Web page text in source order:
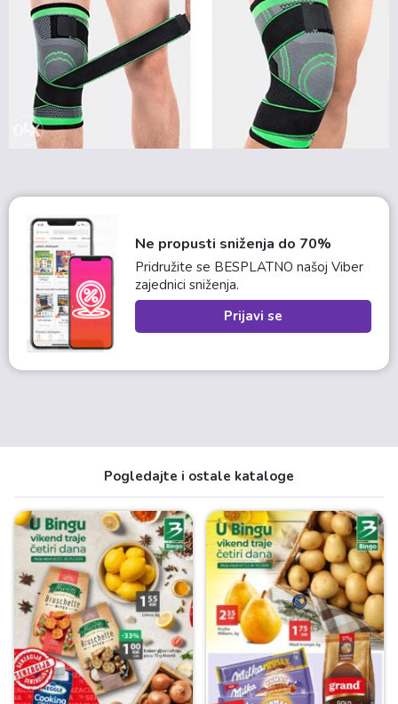
Ne propusti sniženja do 70%
Pridružite se BESPLATNO našoj Viber
zajednici sniženja.
Prijavi se
Pogledajte i ostale kataloge